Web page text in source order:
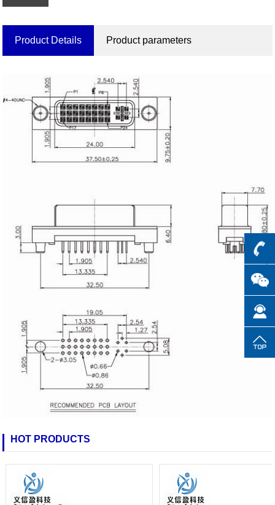
Product Details Product parameters
HOT PRODUCTS